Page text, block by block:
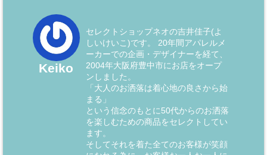
Keiko
セレクトショップネオの吉井佳子(よ
しいけいこ)です。 20年間アパレルメ
ーカーでの企画・デザイナーを経て、
2004年大阪府豊中市にお店をオープ
ンしました。
「大人のお洒落は着心地の良さから始
まる」
という信念のもとに50代からのお洒落
を楽しむための商品をセレクトしてい
ます。
そしてそれを着た全てのお客様が笑顔